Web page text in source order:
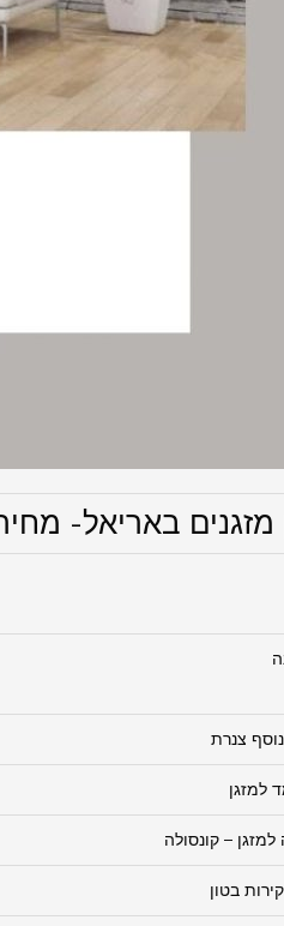
מזגנים באריאל-
צנרת
למזגן
– קונסולה
בטון